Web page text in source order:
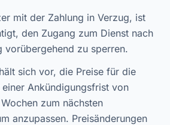
mit der Zahlung in Verzug, ist
den Zugang zum Dienst nach
vorübergehend zu sperren.
sich vor, die Preise für die
Ankündigungsfrist von
zum nächsten
anzupassen. Preisänderungen